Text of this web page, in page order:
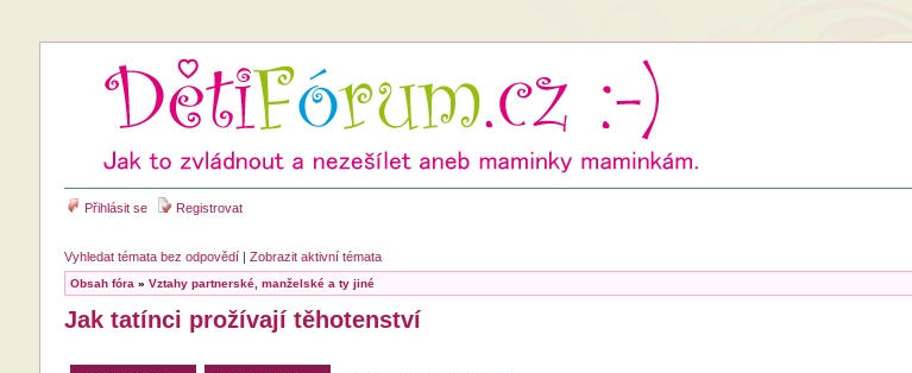
Přihlásit se Registrovat
Vyhledat témata bez odpovědí| Zobrazit aktivní témata
Obsah fóra » Vztahy partnerské, manželské a ty jiné
Jak tatínci prožívají těhotenství